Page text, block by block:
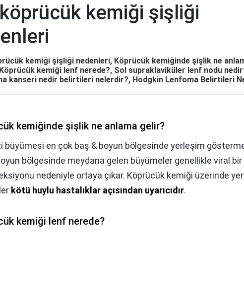
kemiği şişliği
kemiği şişliği nedenleri, Köprücük kemiğinde şişlik ne
kemiği lenf nerede?, Sol supraklaviküler lenf nodu
kanseri nedir belirtileri nelerdir?, Hodgkin Lenfoma Belirtileri
kemiğinde şişlik ne anlama gelir?
büyümesi en çok baş & boyun bölgesinde yerleşim
bölgesinde meydana gelen büyümeler genellikle viral
nedeniyle ortaya çıkar. Köprücük kemiği üzerinde
kötü huylu hastalıklar açısından uyarıcıdır.
kemiği lenf nerede?